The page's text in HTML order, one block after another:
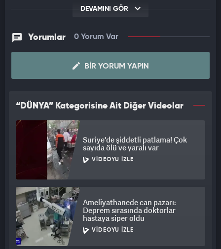
DEVAMINI GÖR
Yorumlar 0 Yorum Var
BIR YORUM YAPIN
“DÜNYA” Kategorisine Ait Diğer Videolar
Suriye'de şiddetli patlama! Çok
sayıda ölü ve yaralı var
VIDEOYU İZLE
Ameliyathanede can pazarı:
Deprem sırasında doktorlar
hastaya siper oldu
VIDEOYU İZLE